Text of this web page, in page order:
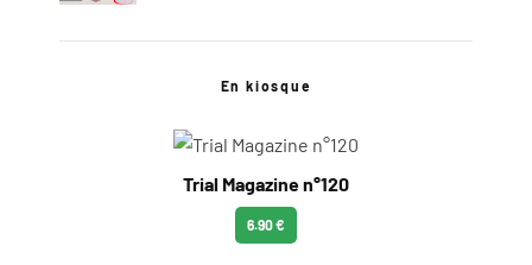
En kiosque
Trial Magazine n°120
6.90 €